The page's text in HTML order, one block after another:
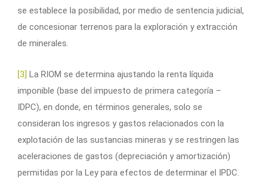
se establece la posibilidad, por medio de sentencia judicial,
de concesionar terrenos para la exploración y extracción
de minerales.
[3] La RIOM se determina ajustando la renta líquida
imponible (base del impuesto de primera categoría –
IDPC), en donde, en términos generales, solo se
consideran los ingresos y gastos relacionados con la
explotación de las sustancias mineras y se restringen las
aceleraciones de gastos (depreciación y amortización)
permitidas por la Ley para efectos de determinar el IPDC.